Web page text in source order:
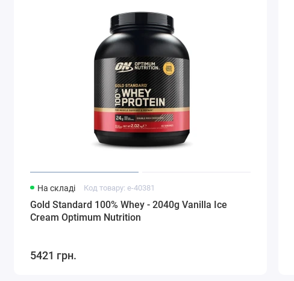
На складі Код товару: e-40381
Gold Standard 100% Whey - 2040g Vanilla Ice
Cream Optimum Nutrition
5421 грн.